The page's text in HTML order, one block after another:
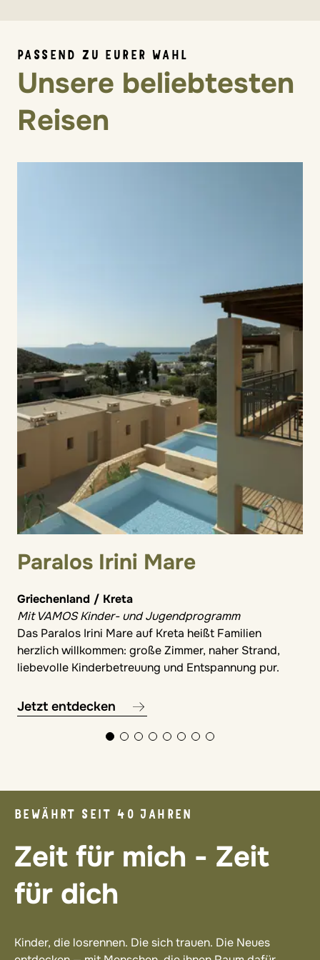
PASSEND ZU EURER WAHL
Unsere beliebtesten
Reisen
Paralos Irini Mare
Griechenland / Kreta
Mit VAMOS Kinder- und Jugendprogramm
Das Paralos Irini Mare auf Kreta heißt Familien
herzlich willkommen: große Zimmer, naher Strand,
liebevolle Kinderbetreuung und Entspannung pur.
Jetzt entdecken
BEWÄHRT SEIT 40 JAHREN
Zeit für mich - Zeit
für dich
Kinder, die losrennen. Die sich trauen. Die Neues